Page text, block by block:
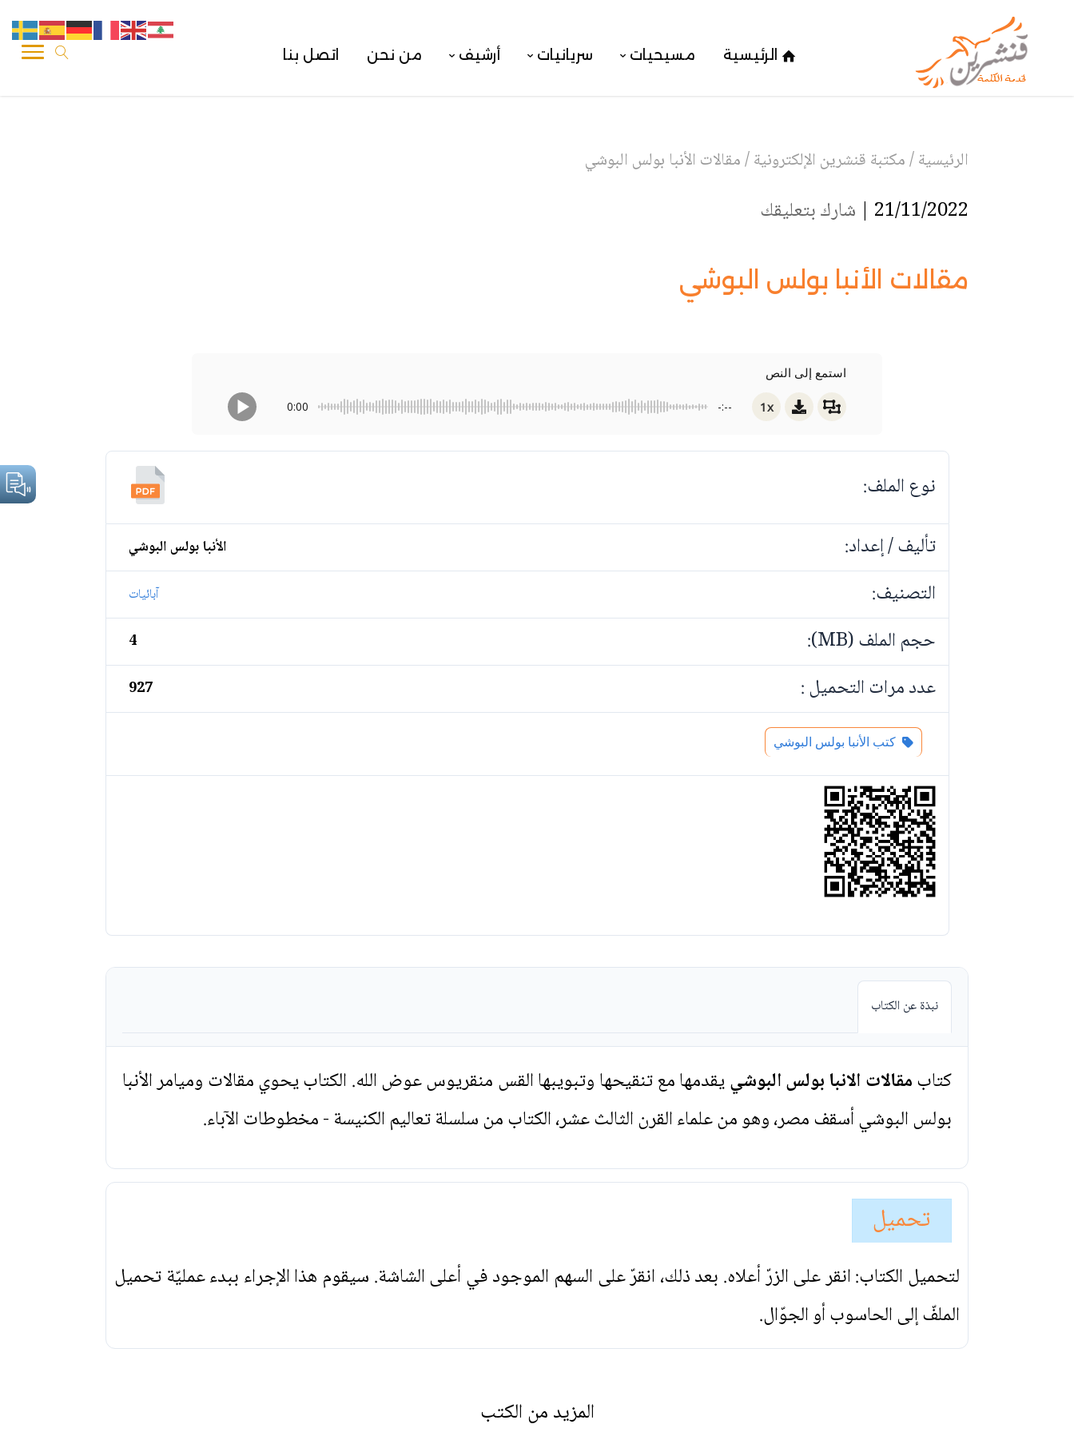
الرئيسية مسيحيات سريانيات أرشيف من نحن اتصل بنا
الرئيسية/مكتبة قنشرين الإلكترونية/مقالات الأنبا بولس البوشي
21/11/2022 | شارك بتعليقك
مقالات الأنبا بولس البوشي
استمع إلى النص
0:00 -:-- 1x
نوع الملف:
تأليف / إعداد:
الأنبا بولس البوشي
التصنيف: آبائيات
حجم الملف (MB): 4
عدد مرات التحميل : 927
كتب الأنبا بولس البوشي
نبذة عن الكتاب
كتابمقالات الانبا بولس البوشييقدمها مع تنقيحها وتبويبها القس منقريوس عوض الله. الكتاب يحوي مقالات وميامر الأنبا
بولس البوشي أسقف مصر، وهو من علماء القرن الثالث عشر، الكتاب من سلسلة تعاليم الكنيسة - مخطوطات الآباء.
تحميل
لتحميل الكتاب: انقر على الزرّ أعلاه. بعد ذلك، انقرّ على السهم الموجود في أعلى الشاشة. سيقوم هذا الإجراء ببدء عمليّة تحميل
الملفّ إلى الحاسوب أو الجوّال.
المزيد من الكتب